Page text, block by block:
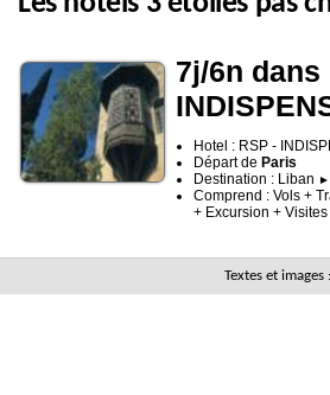
7j/6n dans
Hotel : RSP -
Départ de Paris
Destination : Liban ►
Comprend : Vols +
+ Excursion + Visites
Textes et